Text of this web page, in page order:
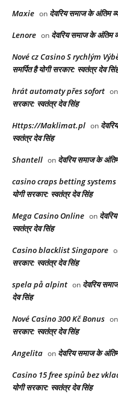
Maxie on देवरिय समाज के अंतिम
Lenore on देवरिय समाज के अंतिम
Nové cz Casino S rychlým
समर्पित है योगी सरकार: स्वतंत्र देव सिंह
hrát automaty přes sofort on
सरकार: स्वतंत्र देव सिंह
Https://Maklimat.pl on
स्वतंत्र देव सिंह
Shantell on देवरिय समाज के
casino craps betting systems
योगी सरकार: स्वतंत्र देव सिंह
Mega Casino Online on
स्वतंत्र देव सिंह
Casino blacklist Singapore
सरकार: स्वतंत्र देव सिंह
spela på alpint on देवरिय
देव सिंह
Nové Casino 300 Kč Bonus on
सरकार: स्वतंत्र देव सिंह
Angelita on देवरिय समाज के
Casino 15 free spinů bez
योगी सरकार: स्वतंत्र देव सिंह